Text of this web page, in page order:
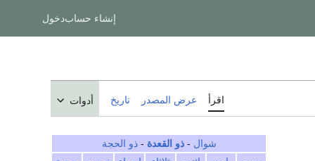
إنشاء حسابدخول
اقرأ عرض المصدر تاريخ أدوات
شوال -ذو القعدة -ذو الحجة